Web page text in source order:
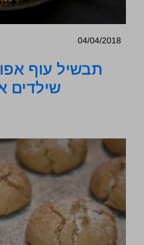
04/04/2018
תבשיל עוף
שילדים